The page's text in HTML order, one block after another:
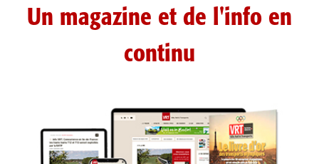
Un magazine et de l'info en
continu